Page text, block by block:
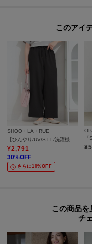
このアイ
SHOO・LA・RUE
【ひんやり/UV/S-LL/洗濯機可】通気性〇 イージーワイドパンツ
¥2,791
30%OFF
さらに10%OFF
¥
この商品を
チ